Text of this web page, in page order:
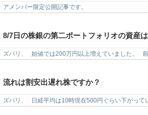
アメンバー限定公開記事です。
8/7日の株銀の第二ポートフォリオの資産
ズバリ、 始値では200万円以上増えていました。
流れは割安出遅れ株ですか？
ズバリ、 日経平均は10時現在500円ぐらい下がっ